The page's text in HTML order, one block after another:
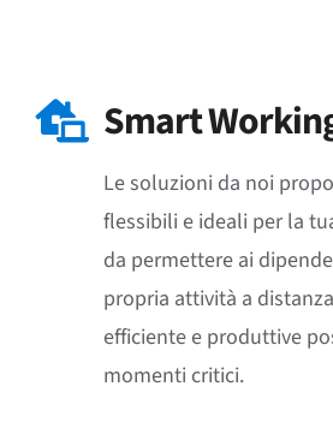
Smart
Le soluzioni da noi
flessibili e ideali per la
da permettere ai
propria attività a
efficiente e produttive
momenti critici.